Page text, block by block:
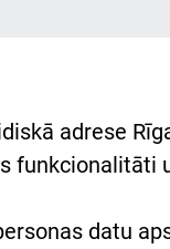
adrese
funkcionalitāti
datu